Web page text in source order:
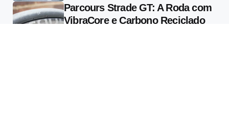
Parcours Strade GT: A Roda com
VibraCore e Carbono Reciclado